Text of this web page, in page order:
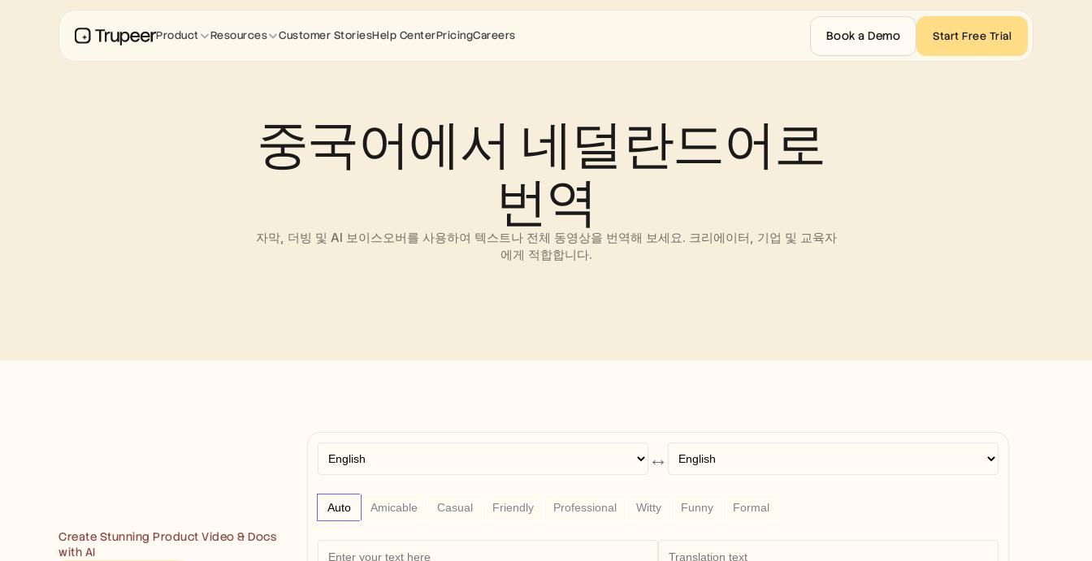
중국어에서 네덜란드어로
번역
자막, 더빙 및 AI 보이스오버를 사용하여 텍스트나 전체 동영상을 번역해 보세요. 크리에이터, 기업 및 교육자
에게 적합합니다.
Create Stunning Product Video & Docs
with AI
↔
Auto Amicable Casual Friendly Professional Witty Funny Formal
Product Resources Customer StoriesHelp CenterPricingCareers Book a Demo Start Free Trial